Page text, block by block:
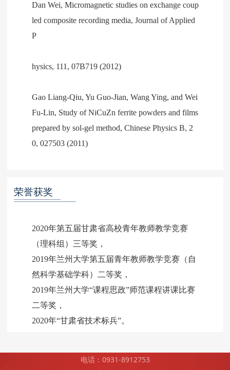
Dan Wei, Micromagnetic studies on exchange coup
led composite recording media, Journal of Applied
P
hysics, 111, 07B719 (2012)
Gao Liang-Qiu, Yu Guo-Jian, Wang Ying, and Wei
Fu-Lin, Study of NiCuZn ferrite powders and films
prepared by sol-gel method, Chinese Physics B, 2
0, 027503 (2011)
荣誉获奖
2020年第五届甘肃省高校青年教师教学竞赛
（理科组）三等奖，
2019年兰州大学第五届青年教师教学竞赛（自
然科学基础学科）二等奖，
2019年兰州大学“课程思政”师范课程讲课比赛
二等奖，
电话：0931-8912753